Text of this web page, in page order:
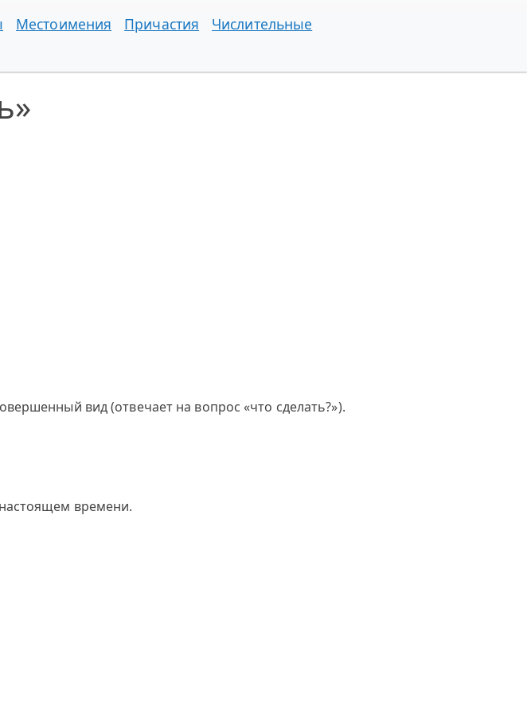
Местоимения Причастия
Числительные
вид (отвечает на вопрос «что сделать?»).
времени.